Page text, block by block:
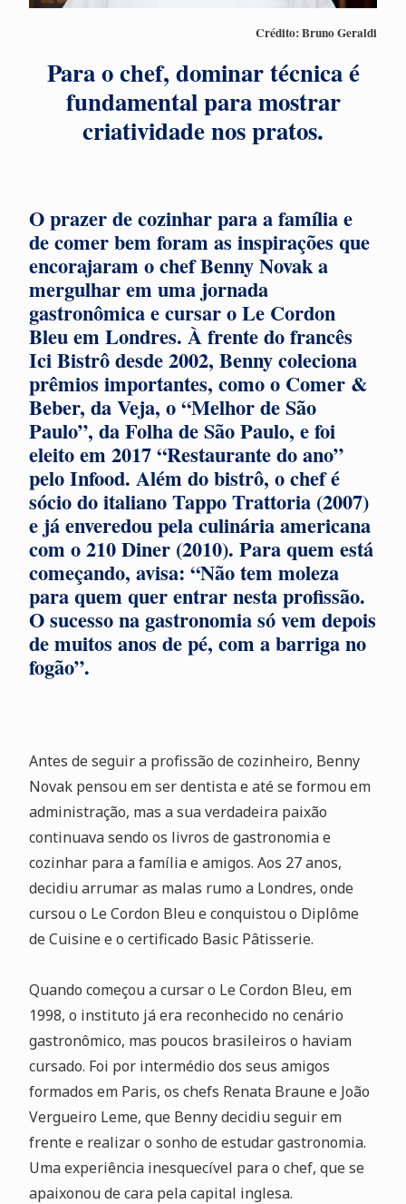
Crédito: Bruno Geraldi
Para o chef, dominar técnica é
fundamental para mostrar
criatividade nos pratos.
O prazer de cozinhar para a família e
de comer bem foram as inspirações que
encorajaram o chef Benny Novak a
mergulhar em uma jornada
gastronômica e cursar o Le Cordon
Bleu em Londres. À frente do francês
Ici Bistrô desde 2002, Benny coleciona
prêmios importantes, como o Comer &
Beber, da Veja, o “Melhor de São
Paulo”, da Folha de São Paulo, e foi
eleito em 2017 “Restaurante do ano”
pelo Infood. Além do bistrô, o chef é
sócio do italiano Tappo Trattoria (2007)
e já enveredou pela culinária americana
com o 210 Diner (2010). Para quem está
começando, avisa: “Não tem moleza
para quem quer entrar nesta profissão.
O sucesso na gastronomia só vem depois
de muitos anos de pé, com a barriga no
fogão”.
Antes de seguir a profissão de cozinheiro, Benny
Novak pensou em ser dentista e até se formou em
administração, mas a sua verdadeira paixão
continuava sendo os livros de gastronomia e
cozinhar para a família e amigos. Aos 27 anos,
decidiu arrumar as malas rumo a Londres, onde
cursou o Le Cordon Bleu e conquistou o Diplôme
de Cuisine e o certificado Basic Pâtisserie.
Quando começou a cursar o Le Cordon Bleu, em
1998, o instituto já era reconhecido no cenário
gastronômico, mas poucos brasileiros o haviam
cursado. Foi por intermédio dos seus amigos
formados em Paris, os chefs Renata Braune e João
Vergueiro Leme, que Benny decidiu seguir em
frente e realizar o sonho de estudar gastronomia.
Uma experiência inesquecível para o chef, que se
apaixonou de cara pela capital inglesa.